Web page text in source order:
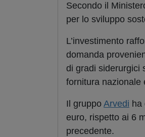
Secondo il
per lo sviluppo
L’investimento
domanda
di gradi siderurgici
fornitura nazionale
Il gruppo Arvedi
euro, rispetto ai 6
precedente.